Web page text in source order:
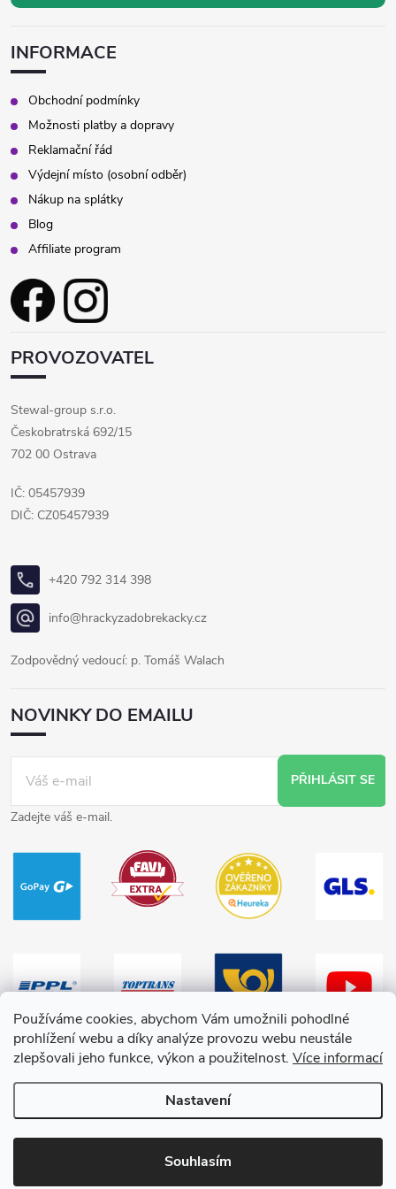
Používáme cookies, abychom Vám umožnili pohodlné
prohlížení webu a díky analýze provozu webu neustále
zlepšovali jeho funkce, výkon a použitelnost. Více informací
Nastavení
Souhlasím
INFORMACE
Obchodní podmínky
Možnosti platby a dopravy
Reklamační řád
Výdejní místo (osobní odběr)
Nákup na splátky
Blog
Affiliate program
PROVOZOVATEL
Stewal-group s.r.o.
Českobratrská 692/15
702 00 Ostrava
IČ: 05457939
DIČ: CZ05457939
+420 792 314 398
info@hrackyzadobrekacky.cz
Zodpovědný vedoucí: p. Tomáš Walach
NOVINKY DO EMAILU
PŘIHLÁSIT SE
Zadejte váš e-mail.
Vytvořil Shoptet